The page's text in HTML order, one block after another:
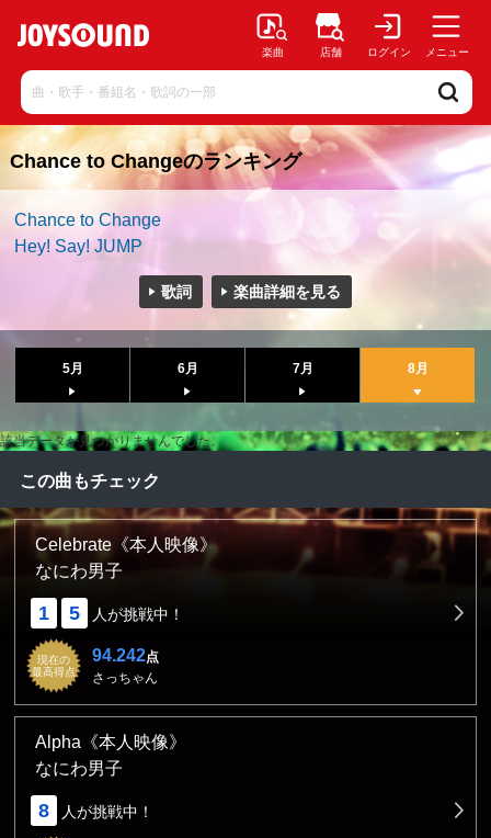
楽曲 店舗 ログイン メニュー
Chance to Changeのランキング
Chance to Change
Hey! Say! JUMP
歌詞 楽曲詳細を見る
5月 6月 7月 8月
該当データが見つかりませんでした。
この曲もチェック
Celebrate《本人映像》
なにわ男子
1 5 人が挑戦中！
現在の
最高得点
94.242点
さっちゃん
Alpha《本人映像》
なにわ男子
8 人が挑戦中！